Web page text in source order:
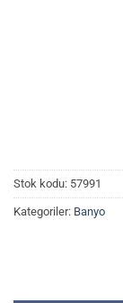
Stok kodu: 57991
Kategoriler: Banyo